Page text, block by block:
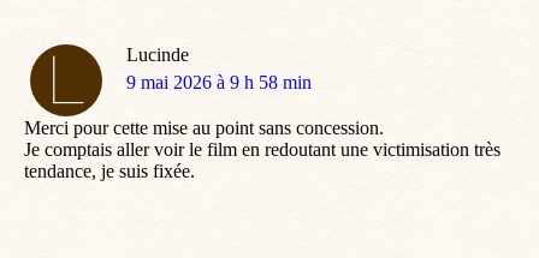
Lucinde
dit
9 mai 2026 à 9 h 58 min
Merci pour cette mise au point sans concession.
Je comptais aller voir le film en redoutant une victimisation très
tendance, je suis fixée.